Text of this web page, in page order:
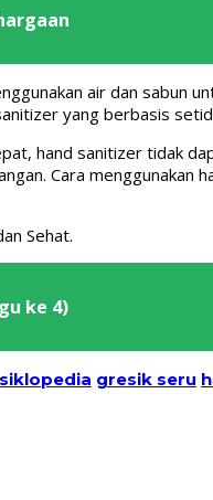
air dan sabun
yang berbasis
hand sanitizer tidak
Cara
Sehat.
ke 4)
gresik seru